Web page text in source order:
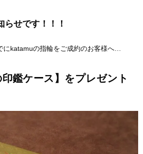
せです！！！
にkatamuの指輪をご成約のお客様へ…
印鑑ケース】をプレゼント